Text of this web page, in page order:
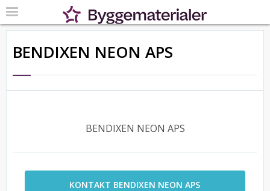
BENDIXEN NEON APS
BENDIXEN NEON APS
KONTAKT BENDIXEN NEON APS